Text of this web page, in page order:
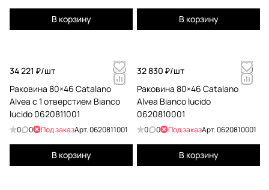
В корзину В корзину
34 221 ₽/шт
Раковина 80×46 Catalano
Alvea с 1 отверстием Bianco
lucido 0620811001
0 0 Под заказАрт.0620811001
В корзину
32 830 ₽/шт
Раковина 80×46 Catalano
Alvea Bianco lucido
0620810001
0 0 Под заказАрт.0620810001
В корзину